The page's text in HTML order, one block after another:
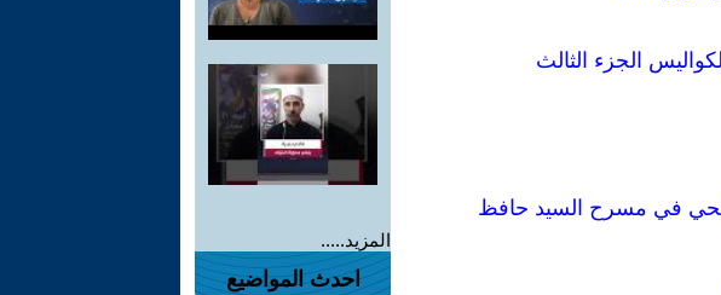
الجزء الثالث
في مسرح السيد حافظ
المزيد.....
احدث المواضيع